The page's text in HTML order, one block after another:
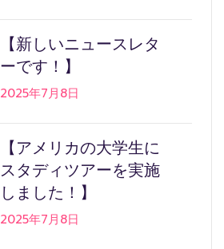
【新しいニュースレタ
ーです！】
2025年7月8日
【アメリカの大学生に
スタディツアーを実施
しました！】
2025年7月8日